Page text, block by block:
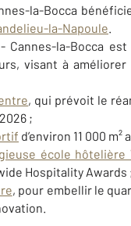
la-Bocca
la-Napoule.
Cannes-la-Bocca
visant à
, qui prévoit le
;
d’environ 11 000
école hôtelière
Hospitality Awards
, pour embellir le